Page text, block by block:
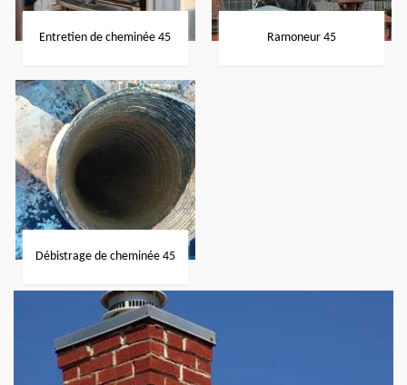
Entretien de cheminée 45 Ramoneur 45
Débistrage de cheminée 45